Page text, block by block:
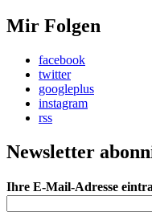
Mir Folgen
facebook
twitter
googleplus
instagram
rss
Newsletter
Ihre E-Mail-Adresse